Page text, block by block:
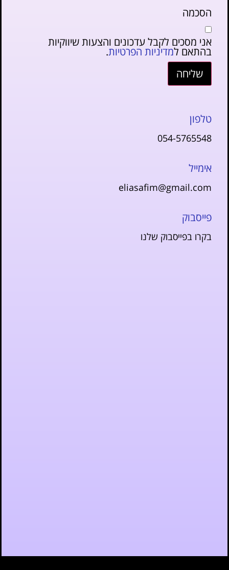
הסכמה
אני מסכים לקבל עדכונים והצעות שיווקיות
בהתאם למדיניות הפרטיות.
שליחה
טלפון
054-5765548
אימייל
eliasafim@gmail.com
פייסבוק
בקרו בפייסבוק שלנו